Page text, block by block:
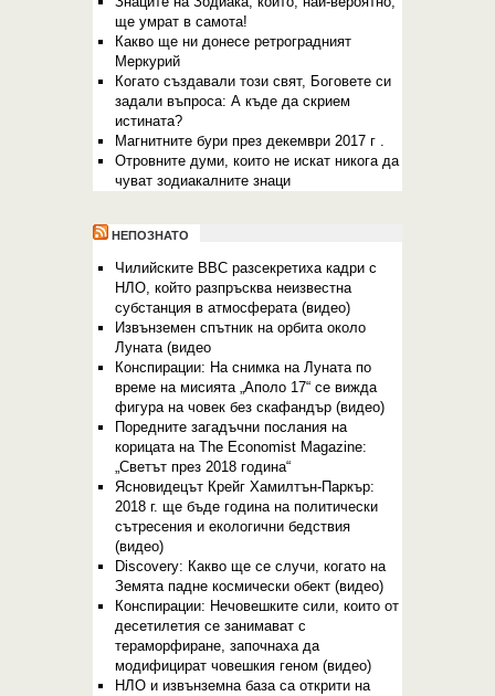
ще умрат в самота!
Какво ще ни донесе ретроградният
Меркурий
Когато създавали този свят, Боговете си
задали въпроса: А къде да скрием
истината?
Магнитните бури през декември 2017 г .
Отровните думи, които не искат никога да
чуват зодиакалните знаци
НЕПОЗНАТО
Чилийските ВВС разсекретиха кадри с
НЛО, който разпръсква неизвестна
субстанция в атмосферата (видео)
Извънземен спътник на орбита около
Луната (видео
Конспирации: На снимка на Луната по
време на мисията „Аполо 17“ се вижда
фигура на човек без скафандър (видео)
Поредните загадъчни послания на
корицата на The Economist Magazine:
„Светът през 2018 година“
Ясновидецът Крейг Хамилтън-Паркър:
2018 г. ще бъде година на политически
сътресения и екологични бедствия
(видео)
Discovery: Какво ще се случи, когато на
Земята падне космически обект (видео)
Конспирации: Нечовешките сили, които от
десетилетия се занимават с
тераморфиране, започнаха да
модифицират човешкия геном (видео)
НЛО и извънземна база са открити на